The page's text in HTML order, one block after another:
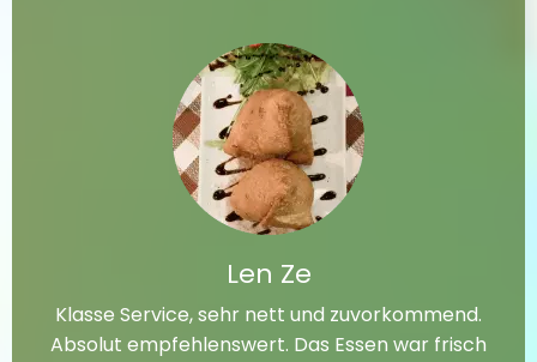
Len Ze
Klasse Service, sehr nett und zuvorkommend.
Absolut empfehlenswert. Das Essen war frisch